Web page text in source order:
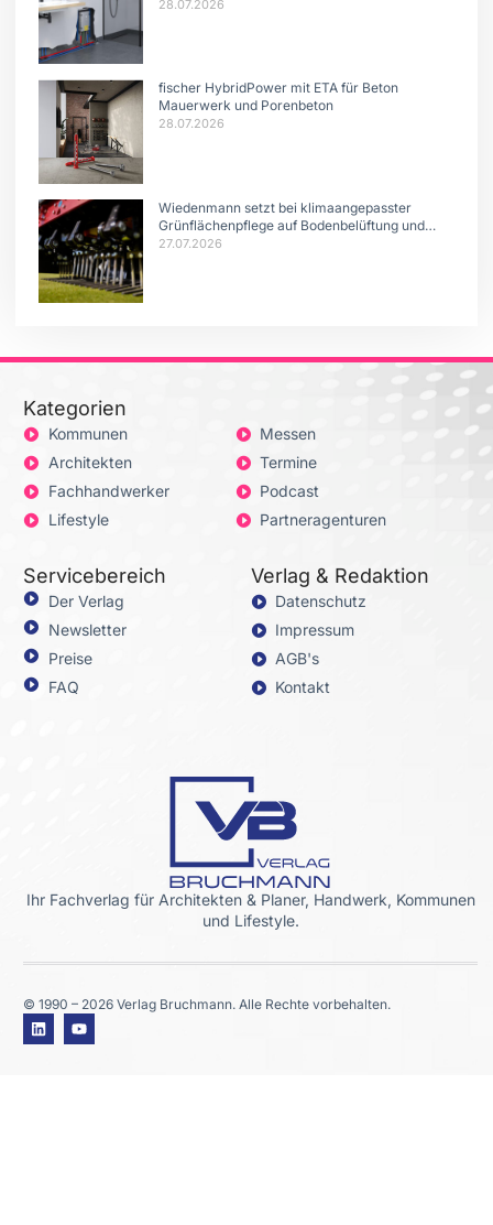
und intelligentem Lastmanagement.
28.07.2026
fischer HybridPower mit ETA für Beton
Mauerwerk und Porenbeton
28.07.2026
Wiedenmann setzt bei klimaangepasster
Grünflächenpflege auf Bodenbelüftung und
Tiefenlockerung
27.07.2026
Kategorien
Kommunen
Architekten
Fachhandwerker
Lifestyle
Messen
Termine
Podcast
Partneragenturen
Servicebereich
Der Verlag
Newsletter
Preise
FAQ
Verlag & Redaktion
Datenschutz
Impressum
AGB's
Kontakt
Ihr Fachverlag für Architekten & Planer, Handwerk, Kommunen
und Lifestyle.
© 1990 – 2026 Verlag Bruchmann. Alle Rechte vorbehalten.